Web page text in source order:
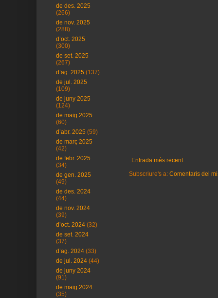
Entrada més recent
Subscriure's a: Comentaris del
de des. 2025
(266)
de nov. 2025
(288)
d’oct. 2025
(300)
de set. 2025
(267)
d’ag. 2025 (137)
de jul. 2025
(109)
de juny 2025
(124)
de maig 2025
(60)
d’abr. 2025 (59)
de març 2025
(42)
de febr. 2025
(34)
de gen. 2025
(49)
de des. 2024
(44)
de nov. 2024
(39)
d’oct. 2024 (32)
de set. 2024
(37)
d’ag. 2024 (33)
de jul. 2024 (44)
de juny 2024
(91)
de maig 2024
(35)